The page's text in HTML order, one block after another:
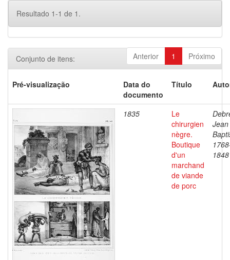
Resultado 1-1 de 1.
Anterior 1 Próximo
Conjunto de itens:
Pré-visualização
Data do
documento
Título
1835
Le
chirurgien
nègre.
Boutique
d'un
marchand
de viande
de porc
Jean
1848